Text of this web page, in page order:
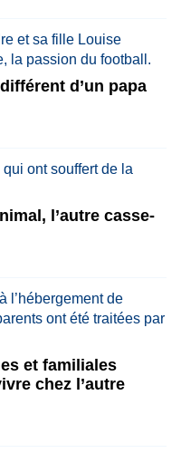
d’un papa
l’autre casse-
et familiales
chez l’autre